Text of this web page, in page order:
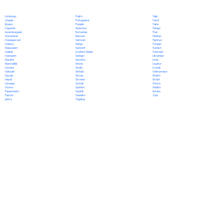
Limburgo
Lingala
lituano
Luganda
luxemburgués
macedónio
madagascarí
malayo
Malayalam
maltés
mandarín
Marathi
Marshallés
mongol
Náhuatl
Navajo
nepalí
noruego
Oromo
Papiamento
Pastún
persa
Polish
Portuguese
Punjabi
Quechua
Romanian
Russian
Samoan
Sango
Sanskrit
Scottish Gaelic
Serbian
Sesotho
Shona
Sindhi
Sinhala
Slovak
Slovene
Somali
Spanish
Swahili
Swedish
Tagalog
Tajik
Tamil
Tatar
Telugu
Thai
Tibetan
Tigrinya
Tongan
Turkish
Turkmen
Ukrainian
Urdu
Uyghur
Uzbek
Vietnamese
Welsh
Wolof
Xhosa
Yiddish
Yoruba
Zulu